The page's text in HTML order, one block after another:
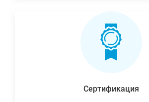
Сертификация